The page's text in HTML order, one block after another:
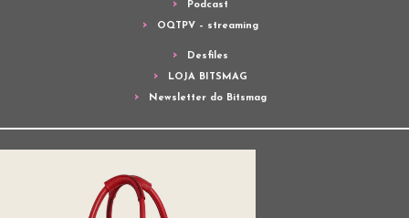
Podcast
OQTPV – streaming
Desfiles
LOJA BITSMAG
Newsletter do Bitsmag